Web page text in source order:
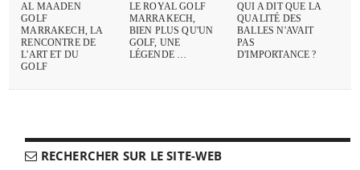
AL MAADEN
GOLF
MARRAKECH, LA
RENCONTRE DE
L'ART ET DU
GOLF
LE ROYAL GOLF
MARRAKECH,
BIEN PLUS QU'UN
GOLF, UNE
LÉGENDE …
QUI A DIT QUE LA
QUALITÉ DES
BALLES N'AVAIT
PAS
D'IMPORTANCE ?
RECHERCHER SUR LE SITE-WEB